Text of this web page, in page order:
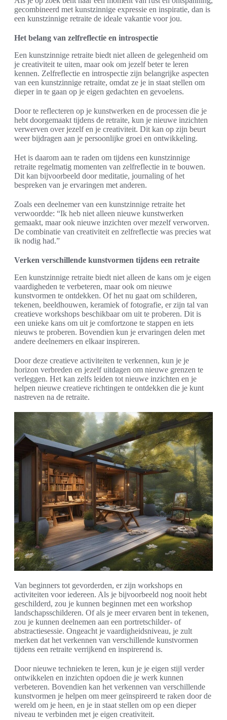
gecombineerd met kunstzinnige expressie en inspiratie, dan is
een kunstzinnige retraite de ideale vakantie voor jou.
Het belang van zelfreflectie en introspectie
Een kunstzinnige retraite biedt niet alleen de gelegenheid om
je creativiteit te uiten, maar ook om jezelf beter te leren
kennen. Zelfreflectie en introspectie zijn belangrijke aspecten
van een kunstzinnige retraite, omdat ze je in staat stellen om
dieper in te gaan op je eigen gedachten en gevoelens.
Door te reflecteren op je kunstwerken en de processen die je
hebt doorgemaakt tijdens de retraite, kun je nieuwe inzichten
verwerven over jezelf en je creativiteit. Dit kan op zijn beurt
weer bijdragen aan je persoonlijke groei en ontwikkeling.
Het is daarom aan te raden om tijdens een kunstzinnige
retraite regelmatig momenten van zelfreflectie in te bouwen.
Dit kan bijvoorbeeld door meditatie, journaling of het
bespreken van je ervaringen met anderen.
Zoals een deelnemer van een kunstzinnige retraite het
verwoordde: “Ik heb niet alleen nieuwe kunstwerken
gemaakt, maar ook nieuwe inzichten over mezelf verworven.
De combinatie van creativiteit en zelfreflectie was precies wat
ik nodig had.”
Verken verschillende kunstvormen tijdens een retraite
Een kunstzinnige retraite biedt niet alleen de kans om je eigen
vaardigheden te verbeteren, maar ook om nieuwe
kunstvormen te ontdekken. Of het nu gaat om schilderen,
tekenen, beeldhouwen, keramiek of fotografie, er zijn tal van
creatieve workshops beschikbaar om uit te proberen. Dit is
een unieke kans om uit je comfortzone te stappen en iets
nieuws te proberen. Bovendien kun je ervaringen delen met
andere deelnemers en elkaar inspireren.
Door deze creatieve activiteiten te verkennen, kun je je
horizon verbreden en jezelf uitdagen om nieuwe grenzen te
verleggen. Het kan zelfs leiden tot nieuwe inzichten en je
helpen nieuwe creatieve richtingen te ontdekken die je kunt
nastreven na de retraite.
Van beginners tot gevorderden, er zijn workshops en
activiteiten voor iedereen. Als je bijvoorbeeld nog nooit hebt
geschilderd, zou je kunnen beginnen met een workshop
landschapsschilderen. Of als je meer ervaren bent in tekenen,
zou je kunnen deelnemen aan een portretschilder- of
abstractiesessie. Ongeacht je vaardigheidsniveau, je zult
merken dat het verkennen van verschillende kunstvormen
tijdens een retraite verrijkend en inspirerend is.
Door nieuwe technieken te leren, kun je je eigen stijl verder
ontwikkelen en inzichten opdoen die je werk kunnen
verbeteren. Bovendien kan het verkennen van verschillende
kunstvormen je helpen om meer geïnspireerd te raken door de
wereld om je heen, en je in staat stellen om op een dieper
niveau te verbinden met je eigen creativiteit.